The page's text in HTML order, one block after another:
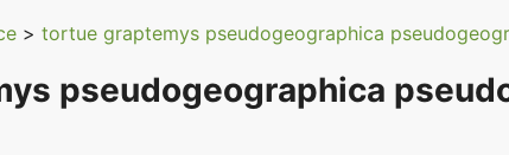
> tortue graptemys pseudogeographica
pseudogeographica